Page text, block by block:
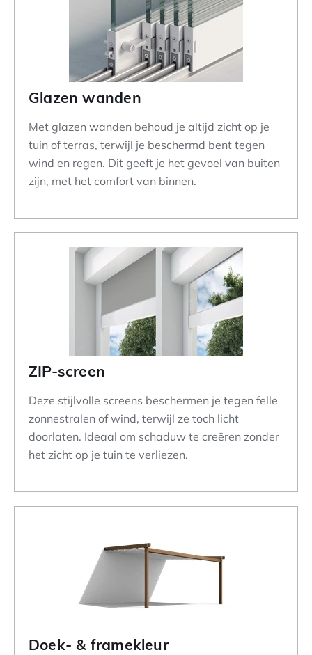
Glazen wanden
Met glazen wanden behoud je altijd zicht op je
tuin of terras, terwijl je beschermd bent tegen
wind en regen. Dit geeft je het gevoel van buiten
zijn, met het comfort van binnen.
ZIP-screen
Deze stijlvolle screens beschermen je tegen felle
zonnestralen of wind, terwijl ze toch licht
doorlaten. Ideaal om schaduw te creëren zonder
het zicht op je tuin te verliezen.
Doek- & framekleur